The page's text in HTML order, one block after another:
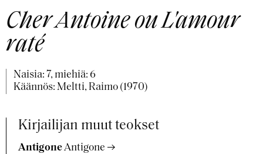
Cher Antoine ou L'amour
raté
Naisia: 7, miehiä: 6
Käännös: Meltti, Raimo (1970)
Kirjailijan muut teokset
AntigoneAntigone